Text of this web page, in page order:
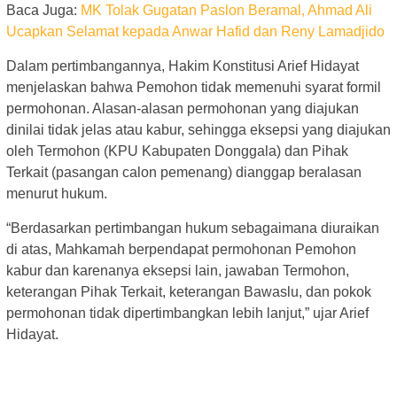
Baca Juga: MK Tolak Gugatan Paslon Beramal, Ahmad Ali
Ucapkan Selamat kepada Anwar Hafid dan Reny Lamadjido
Dalam pertimbangannya, Hakim Konstitusi Arief Hidayat
menjelaskan bahwa Pemohon tidak memenuhi syarat formil
permohonan. Alasan-alasan permohonan yang diajukan
dinilai tidak jelas atau kabur, sehingga eksepsi yang diajukan
oleh Termohon (KPU Kabupaten Donggala) dan Pihak
Terkait (pasangan calon pemenang) dianggap beralasan
menurut hukum.
“Berdasarkan pertimbangan hukum sebagaimana diuraikan
di atas, Mahkamah berpendapat permohonan Pemohon
kabur dan karenanya eksepsi lain, jawaban Termohon,
keterangan Pihak Terkait, keterangan Bawaslu, dan pokok
permohonan tidak dipertimbangkan lebih lanjut,” ujar Arief
Hidayat.